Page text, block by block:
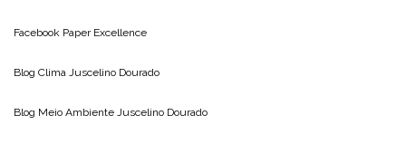
Facebook Paper Excellence
Blog Clima Juscelino Dourado
Blog Meio Ambiente Juscelino Dourado